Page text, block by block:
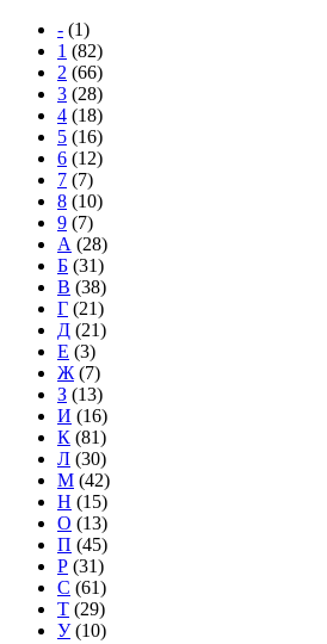
- (1)
1 (82)
2 (66)
3 (28)
4 (18)
5 (16)
6 (12)
7 (7)
8 (10)
9 (7)
А (28)
Б (31)
В (38)
Г (21)
Д (21)
Е (3)
Ж (7)
З (13)
И (16)
К (81)
Л (30)
М (42)
Н (15)
О (13)
П (45)
Р (31)
С (61)
Т (29)
У(10)